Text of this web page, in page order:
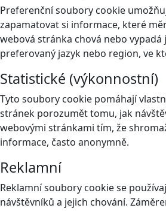
Preferenční soubory cookie
zapamatovat si informace, které
webová stránka chová nebo vypadá
preferovaný jazyk nebo region, ve
Statistické (výkonnostní)
Tyto soubory cookie pomáhají
stránek porozumět tomu, jak
webovými stránkami tím, že
informace, často anonymně.
Reklamní
Reklamní soubory cookie se
návštěvníků a jejich chování.